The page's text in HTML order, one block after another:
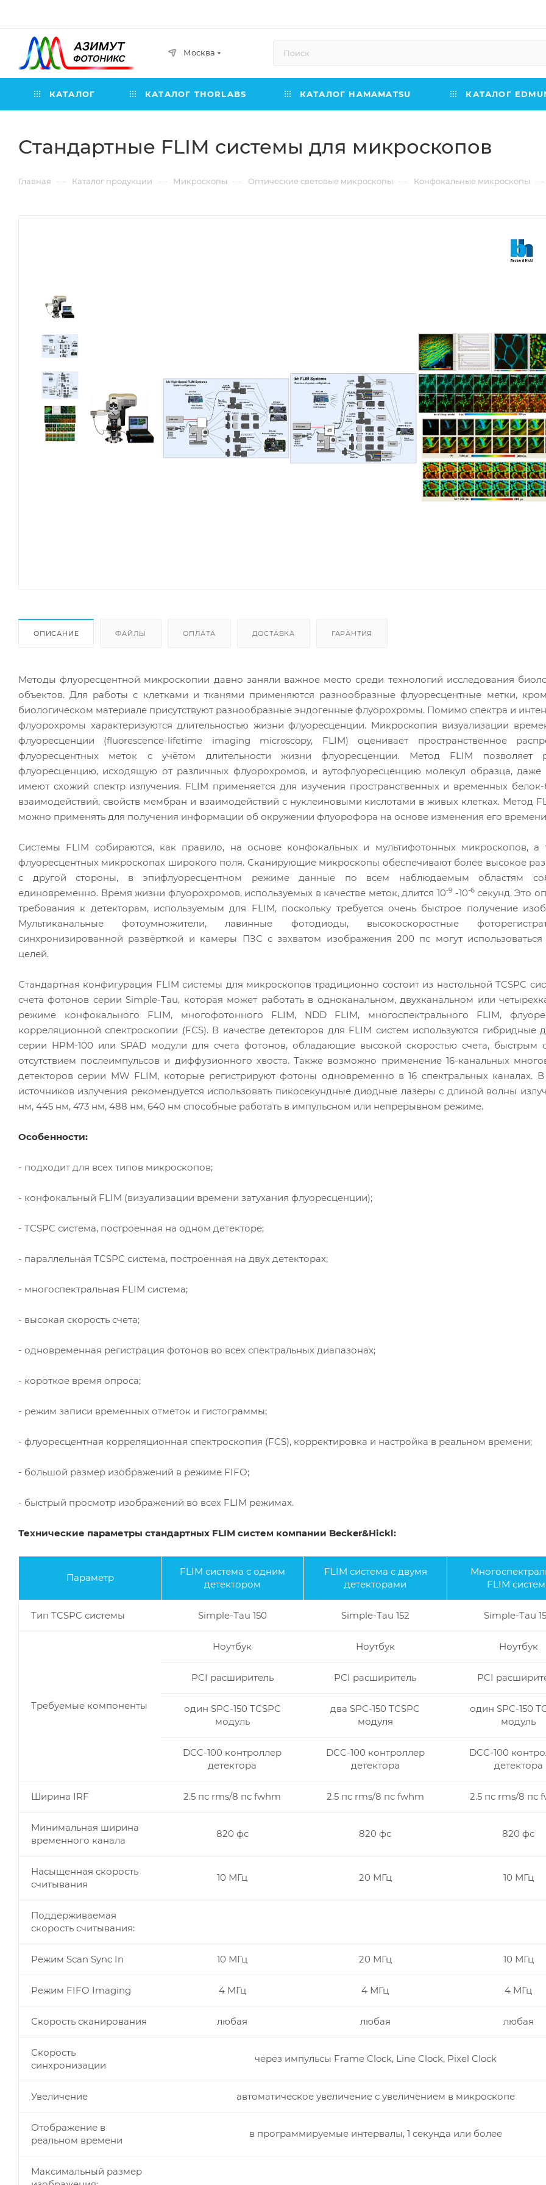
Москва
КАТАЛОГ КАТАЛОГ THORLABS КАТАЛОГ HAMAMATSU КАТАЛОГ
Стандартные FLIM системы для микроскопов
Главная — Каталог продукции — Микроскопы — Оптические световые микроскопы — Конфокальные микроскопы —
ОПИСАНИЕ ФАЙЛЫ ОПЛАТА ДОСТАВКА ГАРАНТИЯ
Методы флуоресцентной микроскопии давно заняли важное место среди технологий исследования
объектов. Для работы с клетками и тканями применяются разнообразные флуоресцентные метки,
биологическом материале присутствуют разнообразные эндогенные флуорохромы. Помимо спектра и
флуорохромы характеризуются длительностью жизни флуоресценции. Микроскопия визуализации
флуоресценции (fluorescence-lifetime imaging microscopy, FLIM) оценивает пространственное
флуоресцентных меток с учётом длительности жизни флуоресценции. Метод FLIM позволяет
флуоресценцию, исходящую от различных флуорохромов, и аутофлуоресценцию молекул образца, даже
имеют схожий спектр излучения. FLIM применяется для изучения пространственных и временных
взаимодействий, свойств мембран и взаимодействий с нуклеиновыми кислотами в живых клетках. Метод
можно применять для получения информации об окружении флуорофора на основе изменения его
Системы FLIM собираются, как правило, на основе конфокальных и мультифотонных микроскопов, а
флуоресцентных микроскопах широкого поля. Сканирующие микроскопы обеспечивают более высокое
с другой стороны, в эпифлуоресцентном режиме данные по всем наблюдаемым областям
единовременно. Время жизни флуорохромов, используемых в качестве меток, длится 10-9-10-6 секунд. Это
требования к детекторам, используемым для FLIM, поскольку требуется очень быстрое получение
Мультиканальные фотоумножители, лавинные фотодиоды, высокоскоростные
синхронизированной развёрткой и камеры ПЗС с захватом изображения 200 пс могут использоваться
целей.
Стандартная конфигурация FLIM системы для микроскопов традиционно состоит из настольной TCSPC
счета фотонов серии Simple-Tau, которая может работать в одноканальном, двухканальном или
режиме конфокального FLIM, многофотонного FLIM, NDD FLIM, многоспектрального FLIM,
корреляционной спектроскопии (FCS). В качестве детекторов для FLIM систем используются гибридные
серии HPM-100 или SPAD модули для счета фотонов, обладающие высокой скоростью счета, быстрым
отсутствием послеимпульсов и диффузионного хвоста. Также возможно применение 16-канальных
детекторов серии MW FLIM, которые регистрируют фотоны одновременно в 16 спектральных каналах. В
источников излучения рекомендуется использовать пикосекундные диодные лазеры с длиной волны
нм, 445 нм, 473 нм, 488 нм, 640 нм способные работать в импульсном или непрерывном режиме.
Особенности:
- подходит для всех типов микроскопов;
- конфокальный FLIM (визуализации времени затухания флуоресценции);
- TCSPC система, построенная на одном детекторе;
- параллельная TCSPC система, построенная на двух детекторах;
- многоспектральная FLIM система;
- высокая скорость счета;
- одновременная регистрация фотонов во всех спектральных диапазонах;
- короткое время опроса;
- режим записи временных отметок и гистограммы;
- флуоресцентная корреляционная спектроскопия (FCS), корректировка и настройка в реальном времени;
- большой размер изображений в режиме FIFO;
- быстрый просмотр изображений во всех FLIM режимах.
Технические параметры стандартных FLIM систем компании Becker&Hickl:
Параметр
FLIM система с одним
детектором
FLIM система с двумя
детекторами
FLIM
Тип TCSPC системы Simple-Tau 150 Simple-Tau 152 Simple-Tau
Требуемые компоненты
Ноутбук Ноутбук Ноутбук
PCI расширитель PCI расширитель PCI
один SPC-150 TCSPC
модуль
два SPC-150 TCSPC
модуля
один SPC-150
модуль
DCC-100 контроллер
детектора
DCC-100 контроллер
детектора
DCC-100
детектора
Ширина IRF 2.5 пс rms/8 пс fwhm 2.5 пс rms/8 пс fwhm 2.5 пс rms/8 пс
Минимальная ширина
временного канала
820 фс 820 фс 820 фс
Насыщенная скорость
считывания
10 МГц 20 МГц 10 МГц
Поддерживаемая
скорость считывания:
Режим Scan Sync In 10 МГц 20 МГц 10 МГц
Режим FIFO Imaging 4 МГц 4 МГц 4 МГц
Скорость сканирования любая любая любая
Скорость
синхронизации
через импульсы Frame Clock, Line Clock, Pixel Clock
Увеличение автоматическое увеличение с увеличением в микроскопе
Отображение в
реальном времени
в программируемые интервалы, 1 секунда или более
Максимальный размер